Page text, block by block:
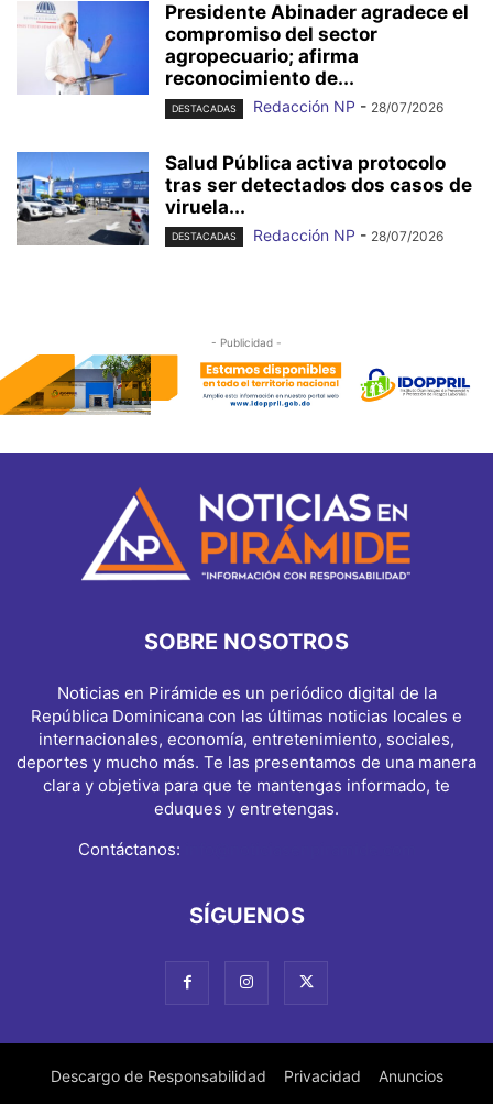
Presidente Abinader agradece el
compromiso del sector
agropecuario; afirma
reconocimiento de...
DESTACADAS Redacción NP - 28/07/2026
Salud Pública activa protocolo
tras ser detectados dos casos de
viruela...
DESTACADAS Redacción NP - 28/07/2026
- Publicidad -
SOBRE NOSOTROS
Noticias en Pirámide es un periódico digital de la
República Dominicana con las últimas noticias locales e
internacionales, economía, entretenimiento, sociales,
deportes y mucho más. Te las presentamos de una manera
clara y objetiva para que te mantengas informado, te
eduques y entretengas.
Contáctanos:
SÍGUENOS
Descargo de Responsabilidad Privacidad Anuncios